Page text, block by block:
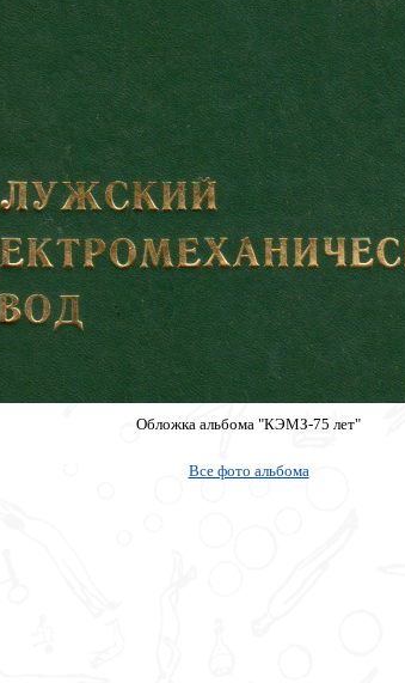
Обложка альбома "КЭМЗ-75 лет"
Все фото альбома